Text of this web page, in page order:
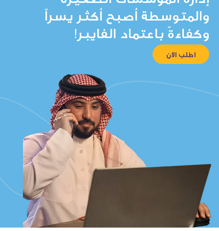
والمتوسطة أصبح أكثر يسراً
وكفاءةً باعتماد الفايبر!
اطلب الان